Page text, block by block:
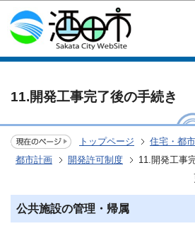
このページの本文
11.開発工事完了後の手続き
トップページ
住宅・都
都市計画
開発許可制度 11.開発工事
公共施設の管理・帰属